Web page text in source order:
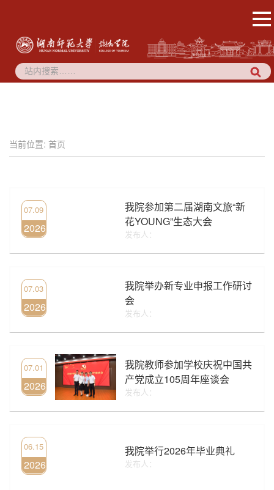
当前位置: 首页
07.09
2026
我院参加第二届湖南文旅“新
花YOUNG”生态大会
发布人：
07.03
2026
我院举办新专业申报工作研讨
会
发布人：
07.01
2026
我院教师参加学校庆祝中国共
产党成立105周年座谈会
发布人：
06.15
2026
我院举行2026年毕业典礼
发布人：